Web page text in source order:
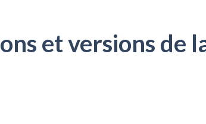
et versions de